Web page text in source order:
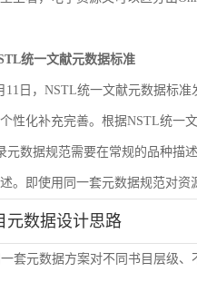
统一文献元数据标准
11日，NSTL统一文献元数据标
性化补充完善。根据NSTL统一
元数据规范需要在常规的品种描
。即使用同一套元数据规范对资
元数据设计思路
套元数据方案对不同书目层级